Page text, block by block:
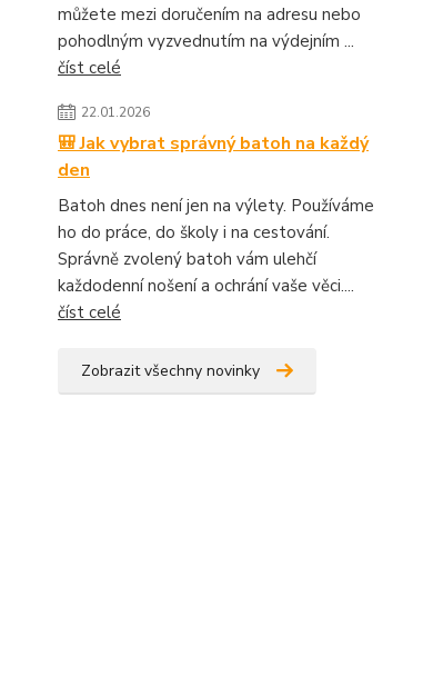
můžete mezi doručením na adresu nebo
pohodlným vyzvednutím na výdejním ...
číst celé
22.01.2026
🎒 Jak vybrat správný batoh na každý
den
Batoh dnes není jen na výlety. Používáme
ho do práce, do školy i na cestování.
Správně zvolený batoh vám ulehčí
každodenní nošení a ochrání vaše věci....
číst celé
Zobrazit všechny novinky